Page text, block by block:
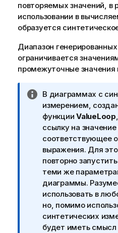
повторяемых значений, в
использовании в
образуется
Диапазон
ограничивается
промежуточные значения
П
р
и
м
е
ч
а
н
и
е
к
и
н
В диаграммах с
измерением,
функции ValueLoop
ссылку на
соответствующее
выражения. Для
повторно
теми же
диаграммы.
использовать в
но, помимо
синтетических
будет иметь смысл